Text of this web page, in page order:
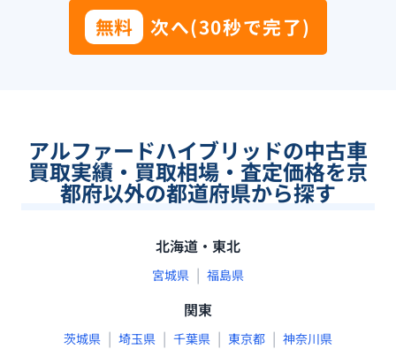
無料 次へ(30秒で完了)
アルファードハイブリッドの中古車
買取実績・買取相場・査定価格を京
都府以外の都道府県から探す
北海道・東北
宮城県 | 福島県
関東
茨城県 | 埼玉県 | 千葉県 | 東京都 | 神奈川県